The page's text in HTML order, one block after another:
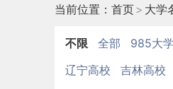
当前位置： 首页> 大学
不限 全部 985大学
辽宁高校
吉林高校